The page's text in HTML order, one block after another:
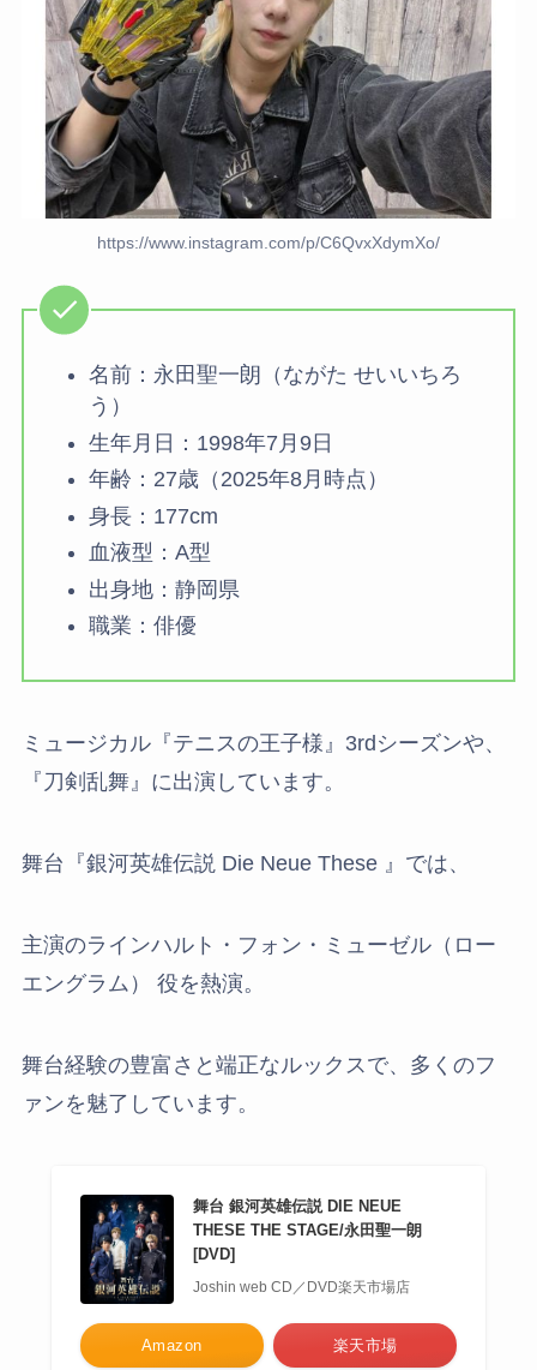
https://www.instagram.com/p/C6QvxXdymXo/
名前：永田聖一朗（ながた せいいちろ
う）
生年月日：1998年7月9日
年齢：27歳（2025年8月時点）
身長：177cm
血液型：A型
出身地：静岡県
職業：俳優
ミュージカル『テニスの王子様』3rdシーズンや、
『刀剣乱舞』に出演しています。
舞台『銀河英雄伝説 Die Neue These 』では、
主演のラインハルト・フォン・ミューゼル（ロー
エングラム） 役を熱演。
舞台経験の豊富さと端正なルックスで、多くのフ
ァンを魅了しています。
舞台 銀河英雄伝説 DIE NEUE
THESE THE STAGE/永田聖一朗
[DVD]
Joshin web CD／DVD楽天市場店
Amazon 楽天市場